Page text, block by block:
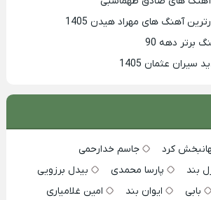
آهنگ های مهراد هیدن 1405
عثمان 1405
کرد
جاسم خدارحمی
بند پارسا محمدی
بیدل برزویی
بابی ایوان بند
امین غلامیاری